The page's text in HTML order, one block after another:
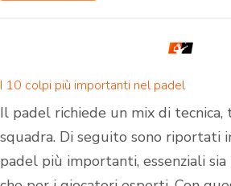
I 10 colpi più importanti nel padel
Il padel richiede un mix di
squadra. Di seguito sono riportati
padel più importanti, essenziali